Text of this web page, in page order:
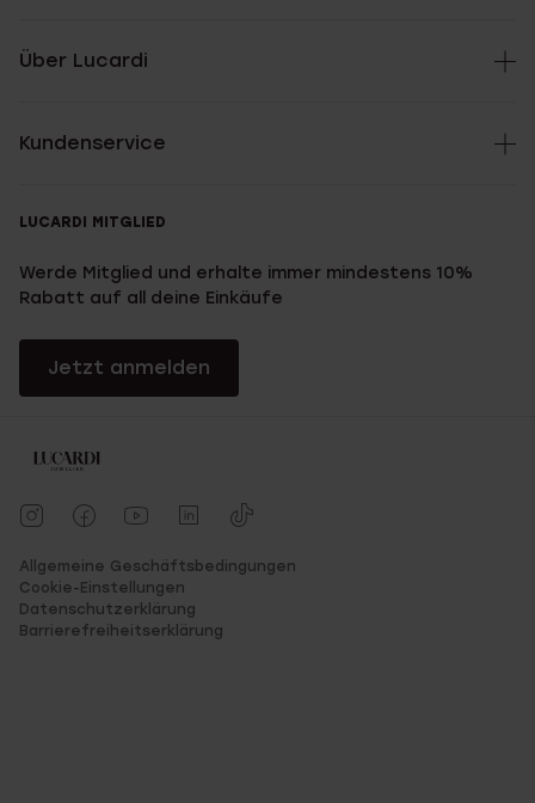
Über Lucardi
Kundenservice
LUCARDI MITGLIED
Werde Mitglied und erhalte immer mindestens 10%
Rabatt auf all deine Einkäufe
Jetzt anmelden
Allgemeine Geschäftsbedingungen
Cookie-Einstellungen
Datenschutzerklärung
Barrierefreiheitserklärung